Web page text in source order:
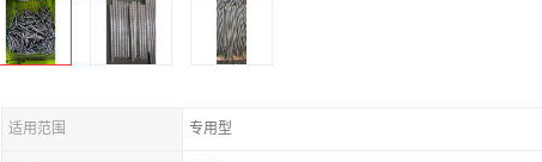
适用范围 专用型